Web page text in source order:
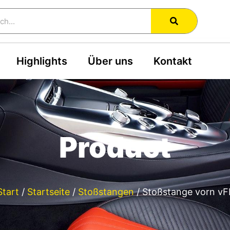
Highlights Über uns Kontakt
Product
/ Startseite/ Stoßstangen/ Stoßstange vorn